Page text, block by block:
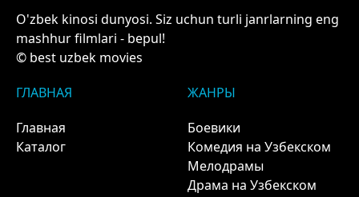
O'zbek kinosi dunyosi. Siz uchun turli janrlarning eng
mashhur filmlari - bepul!
© best uzbek movies
ГЛАВНАЯ
Главная
Каталог
ЖАНРЫ
Боевики
Комедия на Узбекском
Мелодрамы
Драма на Узбекском